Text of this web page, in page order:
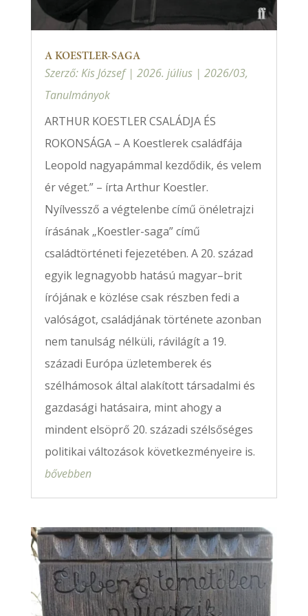
A KOESTLER-SAGA
Szerző:Kis József| 2026. július| 2026/03,
Tanulmányok
ARTHUR KOESTLER CSALÁDJA ÉS
ROKONSÁGA – A Koestlerek családfája
Leopold nagyapámmal kezdődik, és velem
ér véget.” – írta Arthur Koestler.
Nyílvessző a végtelenbe című önéletrajzi
írásának „Koestler-saga” című
családtörténeti fejezetében. A 20. század
egyik legnagyobb hatású magyar–brit
írójának e közlése csak részben fedi a
valóságot, családjának története azonban
nem tanulság nélküli, rávilágít a 19.
századi Európa üzletemberek és
szélhámosok által alakított társadalmi és
gazdasági hatásaira, mint ahogy a
mindent elsöprő 20. századi szélsőséges
politikai változások következményeire is.
bővebben